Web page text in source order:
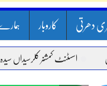
دھرتی کاروبار
اسسٹنٹ کمشنر کلرسیداں سیدہ